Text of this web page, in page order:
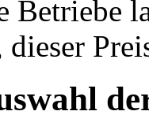
Betriebe